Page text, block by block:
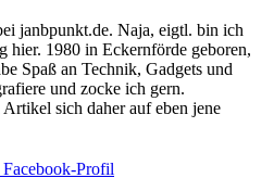
janbpunkt.de. Naja, eigtl. bin ich
hier. 1980 in Eckernförde geboren,
Spaß an Technik, Gadgets und
und zocke ich gern.
sich daher auf eben jene